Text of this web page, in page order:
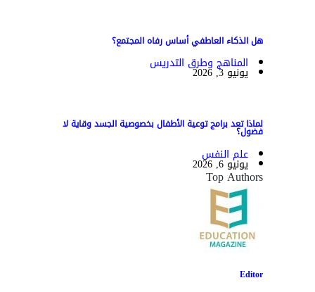
هل الذكاء العاطفي أساس رفاه المجتمع؟
المناهج وطرق التدريس
يونيو 3, 2026
لماذا تعد برامج توعية الأطفال بخصوصية الجسد وقاية لا
فضول؟
علم النفس
يونيو 6, 2026
Top Authors
Editor